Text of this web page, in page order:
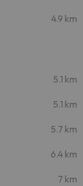
4.9 km
5.1 km
5.1 km
5.7 km
6.4 km
7 km